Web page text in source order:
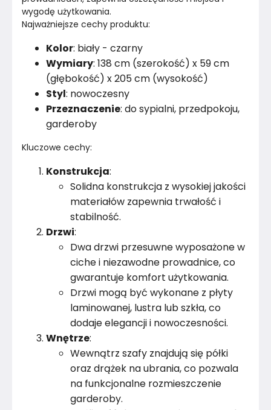
Montaż
wygodę użytkowania.
Najważniejsze cechy produktu:
Kolor: biały - czarny
Wymiary: 138 cm (szerokość) x 59 cm
(głębokość) x 205 cm (wysokość)
Styl: nowoczesny
Przeznaczenie: do sypialni, przedpokoju,
garderoby
Kluczowe cechy:
Konstrukcja:
Solidna konstrukcja z wysokiej jakości
materiałów zapewnia trwałość i
stabilność.
Drzwi:
Dwa drzwi przesuwne wyposażone w
ciche i niezawodne prowadnice, co
gwarantuje komfort użytkowania.
Drzwi mogą być wykonane z płyty
laminowanej, lustra lub szkła, co
dodaje elegancji i nowoczesności.
Wnętrze:
Wewnątrz szafy znajdują się półki
oraz drążek na ubrania, co pozwala
na funkcjonalne rozmieszczenie
garderoby.